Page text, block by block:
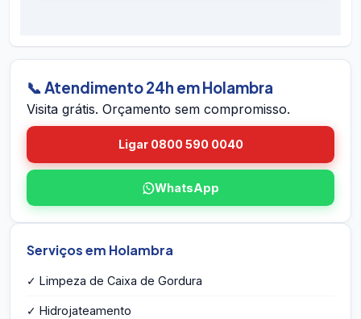
em Holambra pelo site. A equipe vai até você
em Holambra, avalia a caixa, mede o volume,
identifica eventuais problemas estruturais e
compromisso e sem taxa de visita.
📞 Atendimento 24h em Holambra
Visita grátis. Orçamento sem compromisso.
Ligar 0800 590 0040
WhatsApp
Serviços em Holambra
✓ Limpeza de Caixa de Gordura
✓ Hidrojateamento